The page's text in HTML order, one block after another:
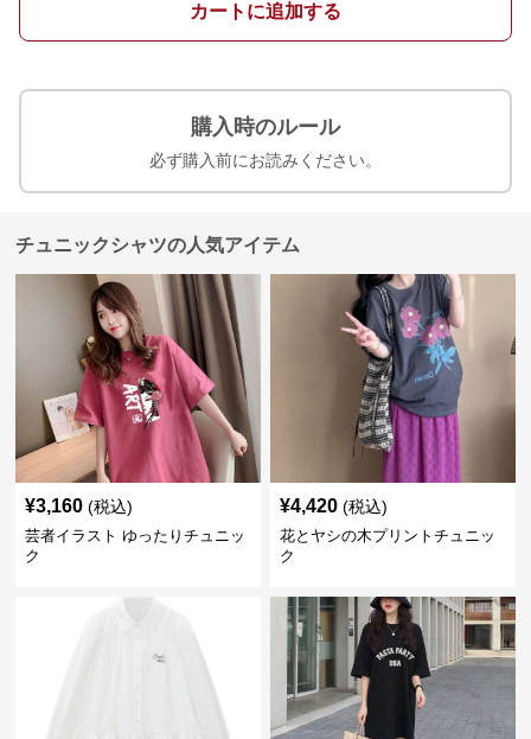
カートに追加する
購入時のルール
必ず購入前にお読みください。
チュニックシャツの人気アイテム
¥3,160 (税込)
芸者イラスト ゆったりチュニッ
ク
¥4,420 (税込)
花とヤシの木プリントチュニッ
ク